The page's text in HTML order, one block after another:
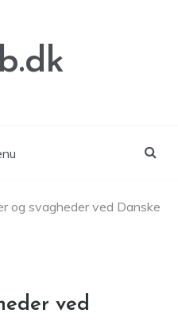
og svagheder ved Danske
ved